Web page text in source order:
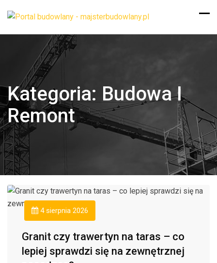
Kategoria: Budowa I
Remont
4 sierpnia 2026
Granit czy trawertyn na taras – co
lepiej sprawdzi się na zewnętrznej